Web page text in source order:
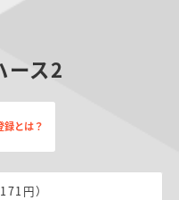
ス2
録とは？
円）